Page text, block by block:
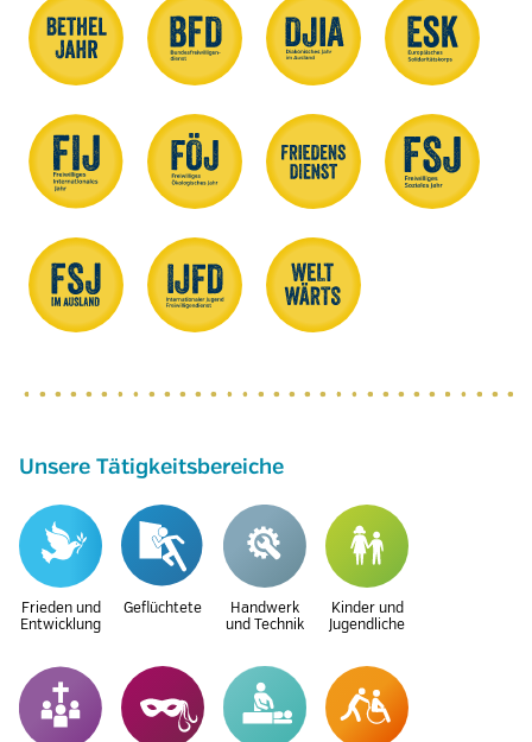
Unsere Tätigkeitsbereiche
Frieden und
Entwicklung
Geflüchtete
Handwerk
und Technik
Kinder und
Jugendliche